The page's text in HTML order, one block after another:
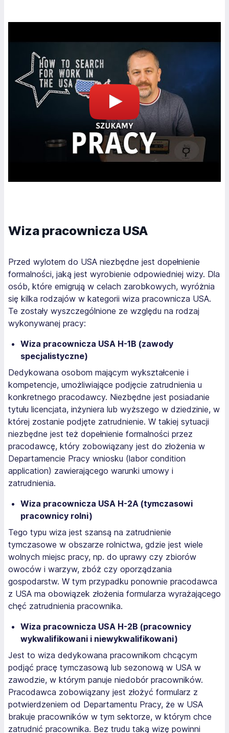
Wiza pracownicza USA
Przed wylotem do USA niezbędne jest dopełnienie
formalności, jaką jest wyrobienie odpowiedniej wizy. Dla
osób, które emigrują w celach zarobkowych, wyróżnia
się kilka rodzajów w kategorii wiza pracownicza USA.
Te zostały wyszczególnione ze względu na rodzaj
wykonywanej pracy:
Wiza pracownicza USA H-1B (zawody
specjalistyczne)
Dedykowana osobom mającym wykształcenie i
kompetencje, umożliwiające podjęcie zatrudnienia u
konkretnego pracodawcy. Niezbędne jest posiadanie
tytułu licencjata, inżyniera lub wyższego w dziedzinie, w
której zostanie podjęte zatrudnienie. W takiej sytuacji
niezbędne jest też dopełnienie formalności przez
pracodawcę, który zobowiązany jest do złożenia w
Departamencie Pracy wniosku (labor condition
application) zawierającego warunki umowy i
zatrudnienia.
Wiza pracownicza USA H-2A (tymczasowi
pracownicy rolni)
Tego typu wiza jest szansą na zatrudnienie
tymczasowe w obszarze rolnictwa, gdzie jest wiele
wolnych miejsc pracy, np. do uprawy czy zbiorów
owoców i warzyw, zbóż czy oporządzania
gospodarstw. W tym przypadku ponownie pracodawca
z USA ma obowiązek złożenia formularza wyrażającego
chęć zatrudnienia pracownika.
Wiza pracownicza USA H-2B (pracownicy
wykwalifikowani i niewykwalifikowani)
Jest to wiza dedykowana pracownikom chcącym
podjąć pracę tymczasową lub sezonową w USA w
zawodzie, w którym panuje niedobór pracowników.
Pracodawca zobowiązany jest złożyć formularz z
potwierdzeniem od Departamentu Pracy, że w USA
brakuje pracowników w tym sektorze, w którym chce
zatrudnić pracownika. Bez trudu taką wizę powinni